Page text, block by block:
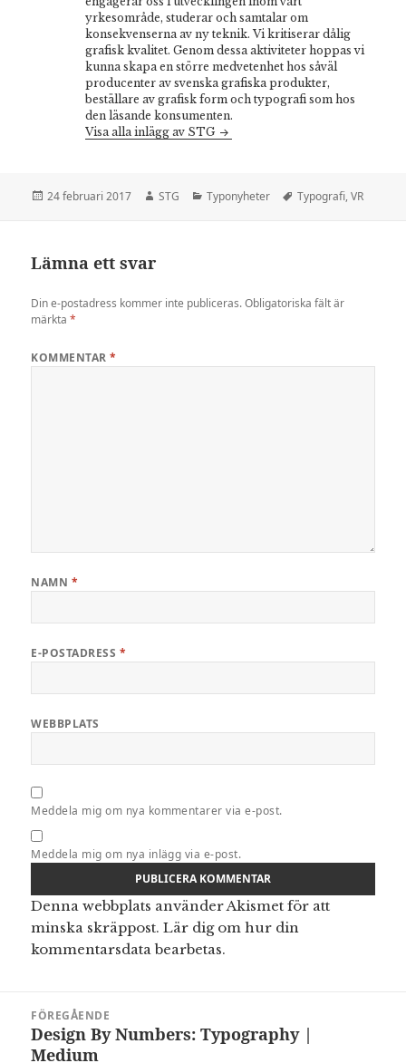
yrkesområde, studerar och samtalar om
konsekvenserna av ny teknik. Vi kritiserar dålig
grafisk kvalitet. Genom dessa aktiviteter hoppas vi
kunna skapa en större medvetenhet hos såväl
producenter av svenska grafiska produkter,
beställare av grafisk form och typografi som hos
den läsande konsumenten.
Visa alla inlägg av STG
Postat
24 februari 2017 Författare
STG Kategorier
Typonyheter Taggar
Typografi,VR
Lämna ett svar
Din e-postadress kommer inte publiceras. Obligatoriska fält är
märkta*
KOMMENTAR*
NAMN *
E-POSTADRESS *
WEBBPLATS
Meddela mig om nya kommentarer via e-post.
Meddela mig om nya inlägg via e-post.
Denna webbplats använder Akismet för att
minska skräppost.Lär dig om hur din
kommentarsdata bearbetas.
FÖREGÅENDE
Föregående
inlägg:
Design By Numbers: Typography |
Medium